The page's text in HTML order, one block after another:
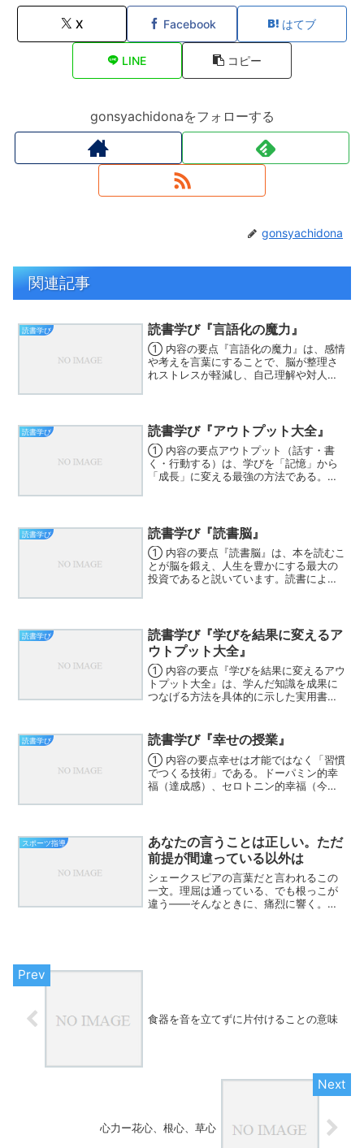
X Facebook はてブ
LINE コピー
gonsyachidonaをフォローする
gonsyachidona
関連記事
読書学び 読書学び『言語化の魔力』
① 内容の要点『言語化の魔力』は、感情
や考えを言葉にすることで、脳が整理さ
れストレスが軽減し、自己理解や対人関
法を紹介しています。②...
読書学び 読書学び『アウトプット大全』
① 内容の要点アウトプット（話す・書
く・行動する）は、学びを「記憶」から
「成長」に変える最強の方法である。イ
り、行動につながる。具体的...
読書学び 読書学び『読書脳』
① 内容の要点『読書脳』は、本を読むこ
とが脳を鍛え、人生を豊かにする最大の
投資であると説いています。読書によっ
ットする」「習慣化する...
読書学び
読書学び『学びを結果に変えるア
ウトプット大全』
① 内容の要点『学びを結果に変えるアウ
トプット大全』は、学んだ知識を成果に
つなげる方法を具体的に示した実用書で
ットによって初めて知識は定着し、成果
や成長につながると説い...
読書学び 読書学び『幸せの授業』
① 内容の要点幸せは才能ではなく「習慣
でつくる技術」である。ドーパミン的幸
福（達成感）、セロトニン的幸福（今こ
ーションなどの行動が、...
スポーツ指導
あなたの言うことは正しい。ただ
前提が間違っている以外は
シェークスピアの言葉だと言われるこの
一文。理屈は通っている、でも根っこが
違う――そんなときに、痛烈に響く。い
食器を音を立てずに片付けることの意味
心力ー花心、根心、草心